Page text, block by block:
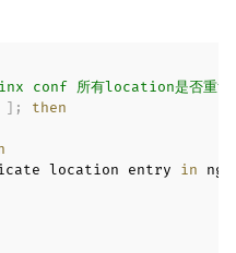
conf 所有location是否重复
] ;
then
location entry in